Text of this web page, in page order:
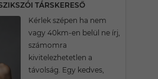
TÁRSKERESŐ
Kérlek szépen ha nem
vagy 40km-en belül ne írj,
számomra
kivitelezhetetlen a
távolság. Egy kedves,